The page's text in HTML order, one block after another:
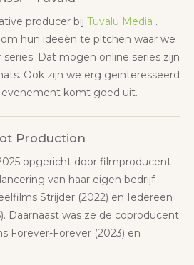
producer bij Tuvalu Media .
hun ideeën te pitchen waar we
series. Dat mogen online series zijn
Ook zijn we erg geïnteresseerd
evenement komt goed uit.
Production
opgericht door filmproducent
van haar eigen bedrijf
Strijder (2022) en Iedereen
Daarnaast was ze de coproducent
Forever-Forever (2023) en